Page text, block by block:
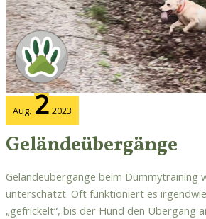
Aug. 2 2023
Geländeübergänge
Geländeübergänge beim Dummytraining
unterschätzt. Oft funktioniert es
„gefrickelt“, bis der Hund den Übergang